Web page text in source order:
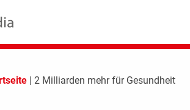
| 2 Milliarden mehr für Gesundheit